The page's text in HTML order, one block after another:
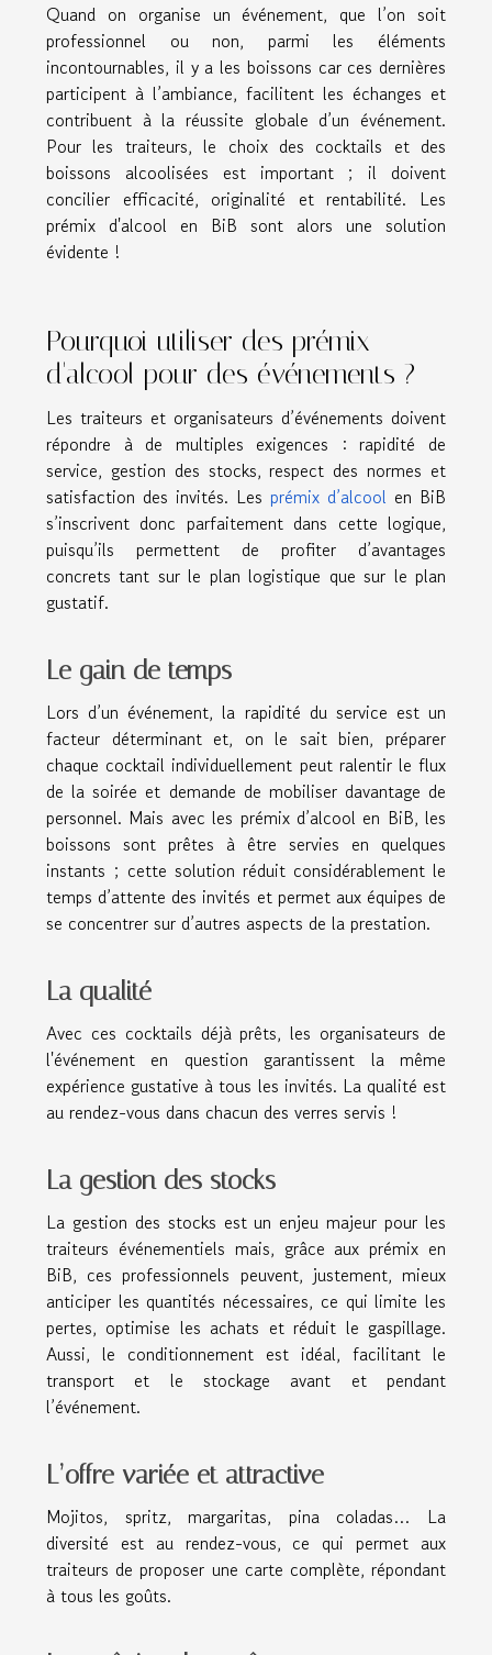
Quand on organise un événement, que l’on soit
professionnel ou non, parmi les éléments
incontournables, il y a les boissons car ces dernières
participent à l’ambiance, facilitent les échanges et
contribuent à la réussite globale d’un événement.
Pour les traiteurs, le choix des cocktails et des
boissons alcoolisées est important ; il doivent
concilier efficacité, originalité et rentabilité. Les
prémix d'alcool en BiB sont alors une solution
évidente !
Pourquoi utiliser des prémix
d'alcool pour des événements ?
Les traiteurs et organisateurs d’événements doivent
répondre à de multiples exigences : rapidité de
service, gestion des stocks, respect des normes et
satisfaction des invités. Les prémix d’alcool en BiB
s’inscrivent donc parfaitement dans cette logique,
puisqu’ils permettent de profiter d’avantages
concrets tant sur le plan logistique que sur le plan
gustatif.
Le gain de temps
Lors d’un événement, la rapidité du service est un
facteur déterminant et, on le sait bien, préparer
chaque cocktail individuellement peut ralentir le flux
de la soirée et demande de mobiliser davantage de
personnel. Mais avec les prémix d’alcool en BiB, les
boissons sont prêtes à être servies en quelques
instants ; cette solution réduit considérablement le
temps d’attente des invités et permet aux équipes de
se concentrer sur d’autres aspects de la prestation.
La qualité
Avec ces cocktails déjà prêts, les organisateurs de
l'événement en question garantissent la même
expérience gustative à tous les invités. La qualité est
au rendez-vous dans chacun des verres servis !
La gestion des stocks
La gestion des stocks est un enjeu majeur pour les
traiteurs événementiels mais, grâce aux prémix en
BiB, ces professionnels peuvent, justement, mieux
anticiper les quantités nécessaires, ce qui limite les
pertes, optimise les achats et réduit le gaspillage.
Aussi, le conditionnement est idéal, facilitant le
transport et le stockage avant et pendant
l’événement.
L’offre variée et attractive
Mojitos, spritz, margaritas, pina coladas… La
diversité est au rendez-vous, ce qui permet aux
traiteurs de proposer une carte complète, répondant
à tous les goûts.